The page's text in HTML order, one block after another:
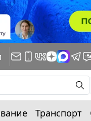
Транспорт